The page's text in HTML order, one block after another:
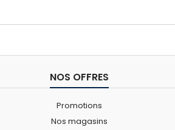
NOS OFFRES
Promotions
Nos magasins